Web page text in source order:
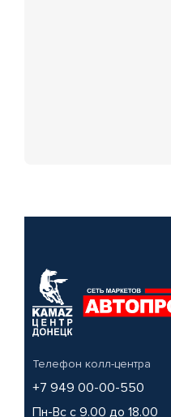
Телефон колл-центра
+7 949 00-00-550
Пн-Вс с 9.00 до 18.00